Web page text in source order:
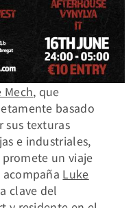
Mech, que
basado
sus texturas
e industriales,
un viaje
Luke
clave del